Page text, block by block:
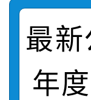
動
轉
城
畫
轉
劇
轉
最
年